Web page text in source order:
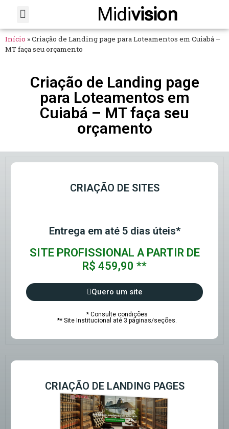
Midivision
Início »Criação de Landing page para Loteamentos em Cuiabá –
MT faça seu orçamento
Criação de Landing page
para Loteamentos em
Cuiabá – MT faça seu
orçamento
CRIAÇÃO DE SITES
Entrega em até 5 dias úteis*
SITE PROFISSIONAL A PARTIR DE
R$ 459,90 **
Quero um site
* Consulte condições
** Site Institucional até 3 páginas/seções.
CRIAÇÃO DE LANDING PAGES